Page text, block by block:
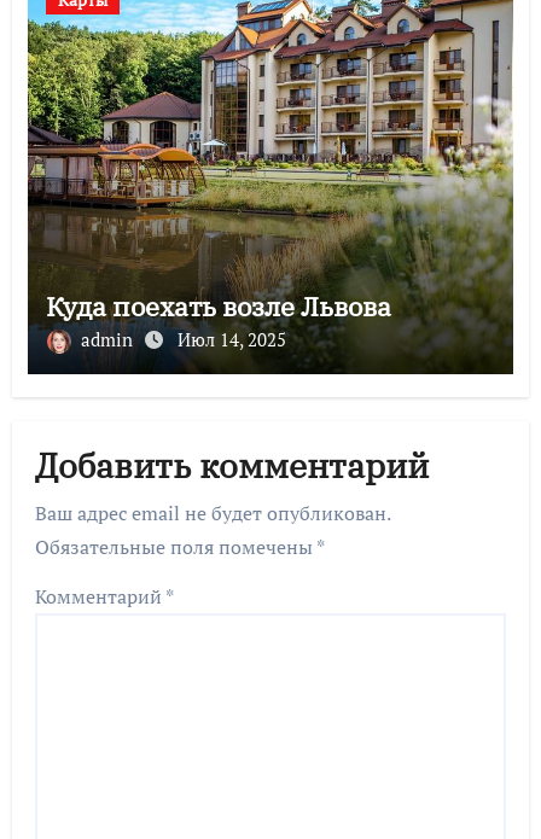
Куда поехать возле Львова
admin Июл 14, 2025
Добавить комментарий
Ваш адрес email не будет опубликован.
Обязательные поля помечены *
Комментарий *